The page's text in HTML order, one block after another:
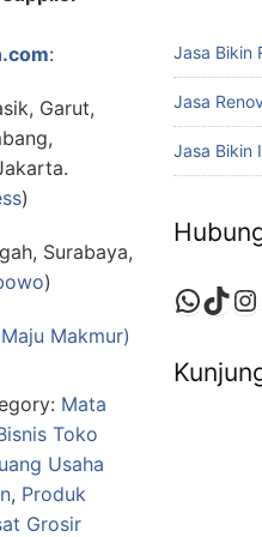
:
Garut,
)
Surabaya,
)
Makmur)
Mata
Toko
Usaha
, Produk
Grosir
Jasa Bikin
Jasa
Jasa Bikin